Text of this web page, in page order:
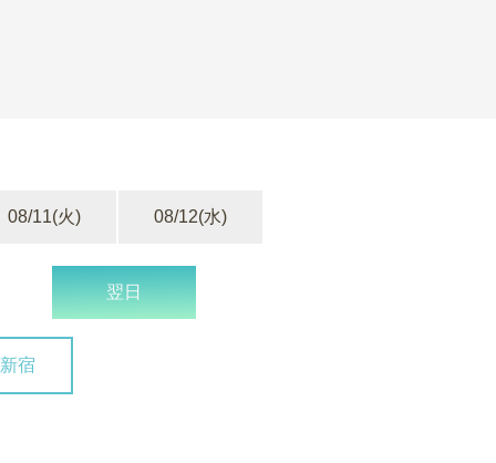
08/11(火) 08/12(水)
翌日
新宿